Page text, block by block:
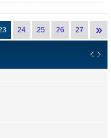
24 25 26 27 »